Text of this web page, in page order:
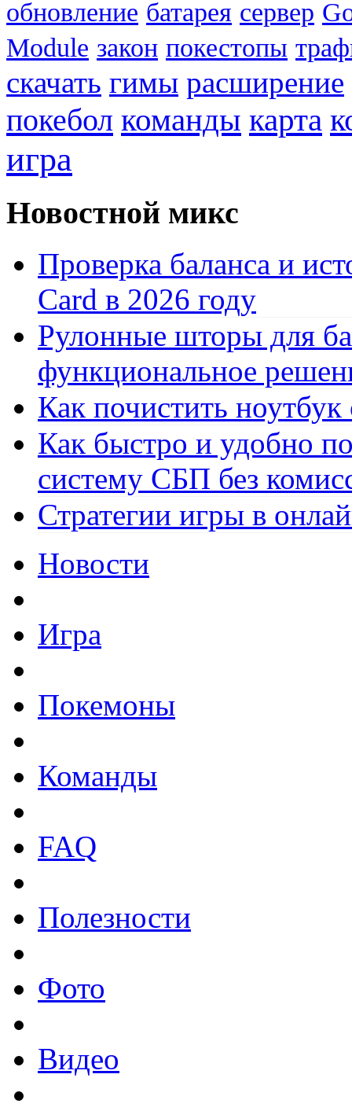
обновление батарея сервер
Module закон покестопы
скачать гимы расширение
покебол команды карта
игра
Новостной микс
Проверка баланса и
Card в 2026 году
Рулонные шторы для
функциональное
Как почистить
Как быстро и удобно
систему СБП без
Стратегии игры в
Новости
Игра
Покемоны
Команды
FAQ
Полезности
Фото
Видео